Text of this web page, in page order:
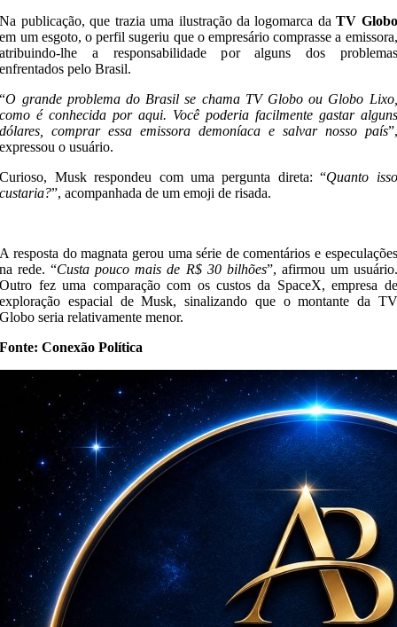
Na publicação, que trazia uma ilustração da logomarca daTV Globo
em um esgoto, o perfil sugeriu que o empresário comprasse a emissora,
atribuindo-lhe a responsabilidade por alguns dos problemas
enfrentados pelo Brasil.
“O grande problema do Brasil se chama TV Globo ou Globo Lixo,
como é conhecida por aqui. Você poderia facilmente gastar alguns
dólares, comprar essa emissora demoníaca e salvar nosso país”,
expressou o usuário.
Curioso, Musk respondeu com uma pergunta direta: “Quanto isso
custaria?”, acompanhada de um emoji de risada.
A resposta do magnata gerou uma série de comentários e especulações
na rede. “Custa pouco mais de R$ 30 bilhões”, afirmou um usuário.
Outro fez uma comparação com os custos da SpaceX, empresa de
exploração espacial de Musk, sinalizando que o montante da TV
Globo seria relativamente menor.
Fonte: Conexão Política